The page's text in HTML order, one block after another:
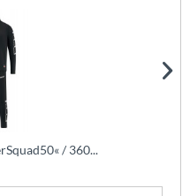
/ 360...